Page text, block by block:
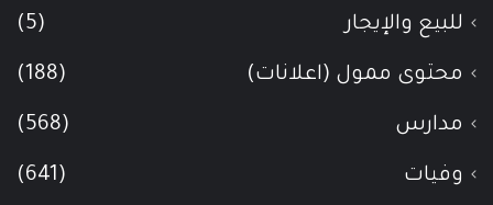
للبيع والإيجار (5)
محتوى ممول (اعلانات) (188)
مدارس (568)
وفيات (641)